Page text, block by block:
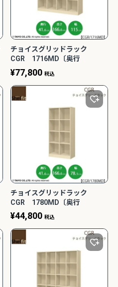
チョイスグリッドラック
CGR 1716MD〔奥行
41.6cm〕【多目的ラック/オー
プンラック/リビング収納/オフ
ィス/ショップ/大洋】
¥77,800 税込
チョイスグリッドラック
CGR 1780MD〔奥行
41.6cm〕【多目的ラック/オー
プンラック/リビング収納/オフ
ィス/ショップ/大洋】
¥44,800 税込